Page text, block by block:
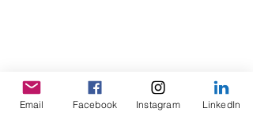
Email Facebook Instagram LinkedIn